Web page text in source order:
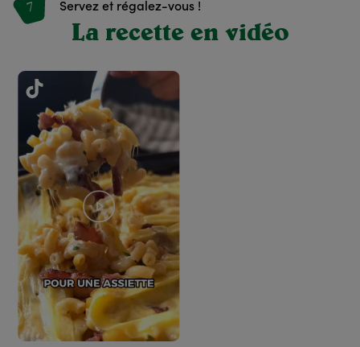
7 Servez et régalez-vous !
La recette en vidéo